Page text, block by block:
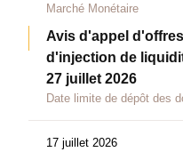
Marché Monétaire
Avis d'appel
d'injection de
27 juillet 2026
Date limite de dépôt des
17 juillet 2026